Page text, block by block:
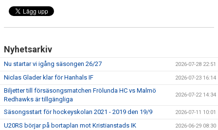
Nyhetsarkiv
Nu startar vi igång säsongen 26/27 2026-07-28 22:51
Niclas Glader klar för Hanhals IF 2026-07-23 16:14
Biljetter till försäsongsmatchen Frölunda HC vs Malmö
Redhawks är tillgängliga
2026-07-22 14:34
Säsongsstart för hockeyskolan 2021 - 2019 den 19/9 2026-07-11 10:01
U20RS börjar på bortaplan mot Kristianstads IK 2026-06-29 08:30